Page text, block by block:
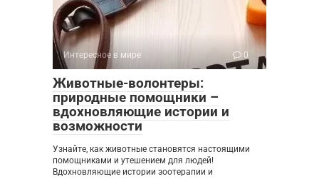
Интересное в мире 0
Животные-волонтеры:
природные помощники –
вдохновляющие истории и
возможности
Узнайте, как животные становятся настоящими
помощниками и утешением для людей!
Вдохновляющие истории зоотерапии и